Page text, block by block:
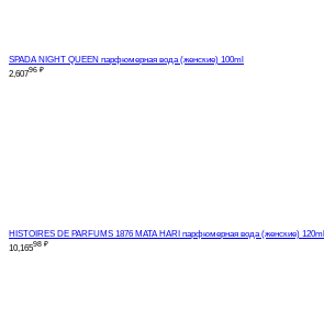
SPADA NIGHT QUEEN парфюмерная вода (женские) 100ml
2,60796 ₽
HISTOIRES DE PARFUMS 1876 MATA HARI парфюмерная вода (женские) 120ml
10,16598 ₽